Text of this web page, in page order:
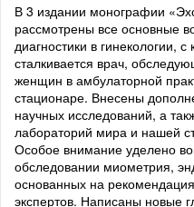
В 3 издании монографии
рассмотрены все основные
диагностики в гинекологии,
сталкивается врач,
женщин в амбулаторной
стационаре. Внесены
научных исследований, а
лабораторий мира и нашей
Особое внимание уделено
обследовании миометрия,
основанных на
экспертов. Написаны новые